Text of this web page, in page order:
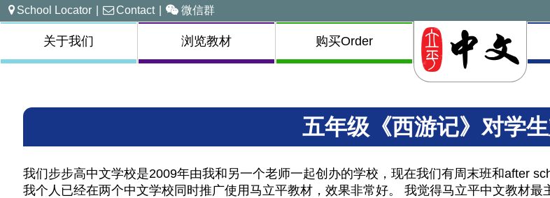
School Locator | Contact | 微信群
关于我们 浏览教材 购买Order
五年级《西游记》对学
我们步步高中文学校是2009年由我和另一个老师一起创办的学校，现在我们有周末班和after
我个人已经在两个中文学校同时推广使用马立平教材，效果非常好。 我觉得马立平中文教材